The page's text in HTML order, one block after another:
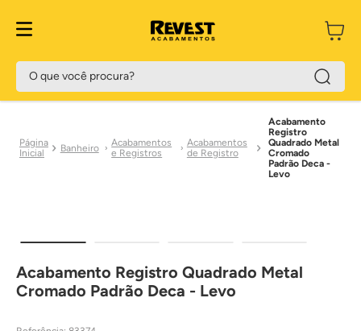
O que você procura?
Banheiro
Acabamentos
e Registros
Acabamentos
de Registro
Acabamento
Registro
Quadrado Metal
Cromado
Padrão Deca -
Levo
Acabamento Registro Quadrado Metal
Cromado Padrão Deca - Levo